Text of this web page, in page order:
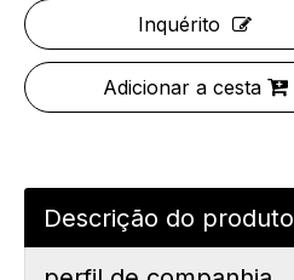
Inquérito
Adicionar a cesta
Descrição do produto